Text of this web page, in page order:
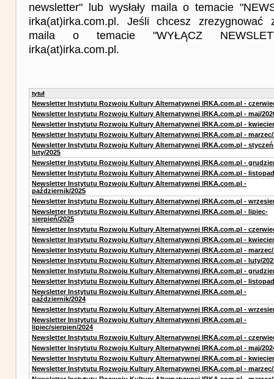
newsletter" lub wysłały maila o temacie
irka(at)irka.com.pl. Jeśli chcesz zrezygnować
maila o temacie "WYŁĄCZ
irka(at)irka.com.pl.
tytuł
Newsletter Instytutu Rozwoju Kultury Alternatywnej IRKA.com.pl -
Newsletter Instytutu Rozwoju Kultury Alternatywnej IRKA.com.pl - maj/
Newsletter Instytutu Rozwoju Kultury Alternatywnej IRKA.com.pl -
Newsletter Instytutu Rozwoju Kultury Alternatywnej IRKA.com.pl - marzec/
Newsletter Instytutu Rozwoju Kultury Alternatywnej IRKA.com.pl -
luty/2025
Newsletter Instytutu Rozwoju Kultury Alternatywnej IRKA.com.pl -
Newsletter Instytutu Rozwoju Kultury Alternatywnej IRKA.com.pl -
Newsletter Instytutu Rozwoju Kultury Alternatywnej IRKA.com.pl -
październik/2025
Newsletter Instytutu Rozwoju Kultury Alternatywnej IRKA.com.pl -
Newsletter Instytutu Rozwoju Kultury Alternatywnej IRKA.com.pl - lipiec-
sierpień/2025
Newsletter Instytutu Rozwoju Kultury Alternatywnej IRKA.com.pl -
Newsletter Instytutu Rozwoju Kultury Alternatywnej IRKA.com.pl -
Newsletter Instytutu Rozwoju Kultury Alternatywnej IRKA.com.pl - marzec/
Newsletter Instytutu Rozwoju Kultury Alternatywnej IRKA.com.pl - luty/
Newsletter Instytutu Rozwoju Kultury Alternatywnej IRKA.com.pl -
Newsletter Instytutu Rozwoju Kultury Alternatywnej IRKA.com.pl -
Newsletter Instytutu Rozwoju Kultury Alternatywnej IRKA.com.pl -
październik/2024
Newsletter Instytutu Rozwoju Kultury Alternatywnej IRKA.com.pl -
Newsletter Instytutu Rozwoju Kultury Alternatywnej IRKA.com.pl -
lipiec/sierpien/2024
Newsletter Instytutu Rozwoju Kultury Alternatywnej IRKA.com.pl -
Newsletter Instytutu Rozwoju Kultury Alternatywnej IRKA.com.pl - maj/
Newsletter Instytutu Rozwoju Kultury Alternatywnej IRKA.com.pl -
Newsletter Instytutu Rozwoju Kultury Alternatywnej IRKA.com.pl - marzec/